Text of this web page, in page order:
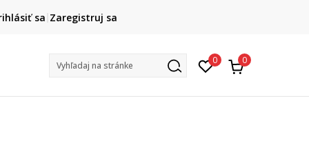
DOPRAVA ZADARMO
pri objednaní nad 80 € (neplatí pre Click&Collect)
sa Zaregistruj sa
Vyhľadaj na stránke 0 0